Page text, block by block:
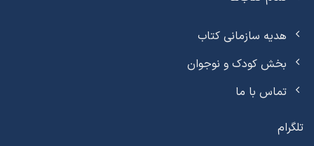
هدیه سازمانی کتاب
بخش کودک و نوجوان
تماس با ما
تلگرام